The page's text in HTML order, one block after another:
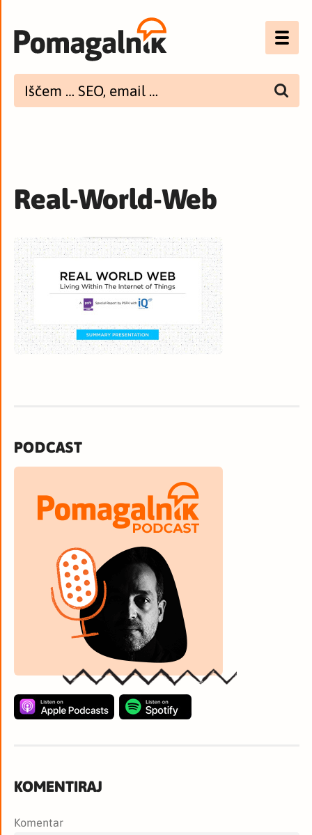
UX
Spletna dostopnost
Real-World-Web
PODCAST
KOMENTIRAJ
Komentar